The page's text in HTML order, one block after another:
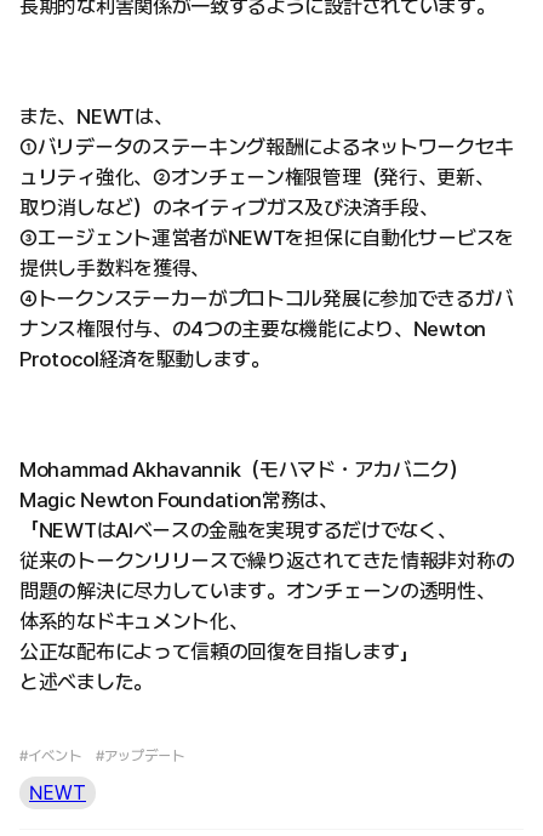
長期的な利害関係が一致するように設計されています。
また、NEWTは、
①バリデータのステーキング報酬によるネットワークセキ
ュリティ強化、②オンチェーン権限管理（発行、更新、
取り消しなど）のネイティブガス及び決済手段、
③エージェント運営者がNEWTを担保に自動化サービスを
提供し手数料を獲得、
④トークンステーカーがプロトコル発展に参加できるガバ
ナンス権限付与、の4つの主要な機能により、Newton
Protocol経済を駆動します。
Mohammad Akhavannik（モハマド・アカバニク）
Magic Newton Foundation常務は、
「NEWTはAIベースの金融を実現するだけでなく、
従来のトークンリリースで繰り返されてきた情報非対称の
問題の解決に尽力しています。オンチェーンの透明性、
体系的なドキュメント化、
公正な配布によって信頼の回復を目指します」
と述べました。
#イベント #アップデート
NEWT